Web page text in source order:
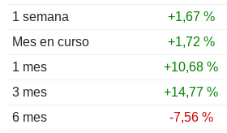
1 semana
+1,67 %
Mes en curso
+1,72 %
1 mes
+10,68 %
3 mes
+14,77 %
6 mes
-7,56 %